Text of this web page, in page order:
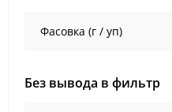
Фасовка (г / уп)
Без вывода в фильтр